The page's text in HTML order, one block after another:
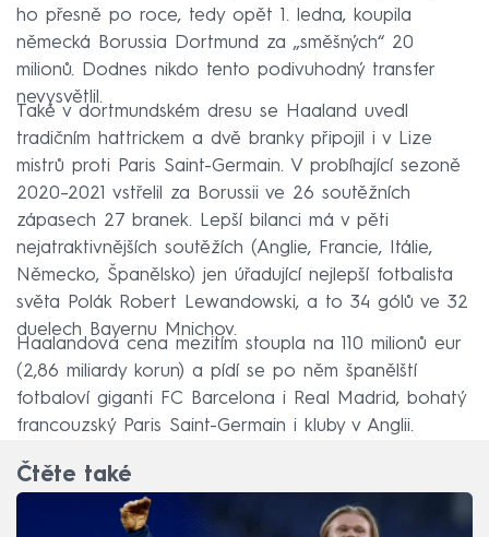
ho přesně po roce, tedy opět 1. ledna, koupila
německá Borussia Dortmund za „směšných“ 20
milionů. Dodnes nikdo tento podivuhodný transfer
nevysvětlil.
Také v dortmundském dresu se Haaland uvedl
tradičním hattrickem a dvě branky připojil i v Lize
mistrů proti Paris Saint-Germain. V probíhající sezoně
2020–2021 vstřelil za Borussii ve 26 soutěžních
zápasech 27 branek. Lepší bilanci má v pěti
nejatraktivnějších soutěžích (Anglie, Francie, Itálie,
Německo, Španělsko) jen úřadující nejlepší fotbalista
světa Polák Robert Lewandowski, a to 34 gólů ve 32
duelech Bayernu Mnichov.
Haalandova cena mezitím stoupla na 110 milionů eur
(2,86 miliardy korun) a pídí se po něm španělští
fotbaloví giganti FC Barcelona i Real Madrid, bohatý
francouzský Paris Saint-Germain i kluby v Anglii.
Čtěte také